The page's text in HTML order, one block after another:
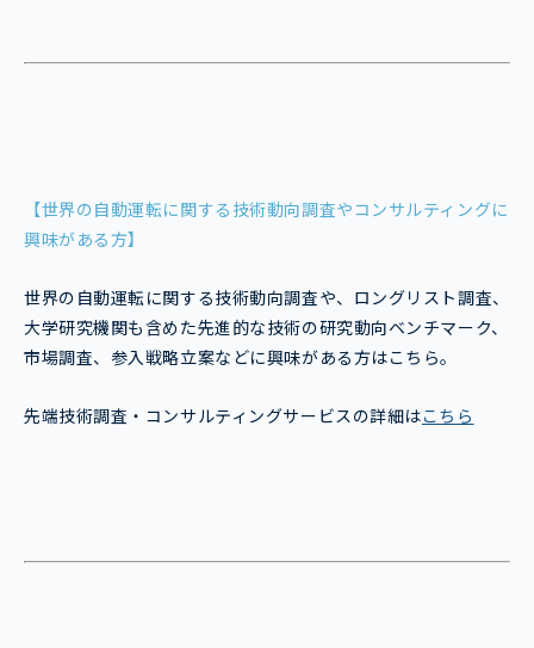
【世界の自動運転に関する技術動向調査やコンサルティングに
興味がある方】
世界の自動運転に関する技術動向調査や、ロングリスト調査、
大学研究機関も含めた先進的な技術の研究動向ベンチマーク、
市場調査、参入戦略立案などに興味がある方はこちら。
先端技術調査・コンサルティングサービスの詳細はこちら